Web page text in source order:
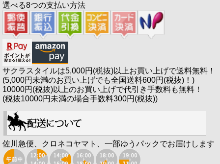
選べる8つの支払い方法
サクラスタイルは5,000円(税抜)以上お買い上げで送料無料！
(5,000円未満のお買い上げでも全国送料600円(税抜)！)
10000円(税抜)以上のお買い上げで代引き手数料も無料！
(税抜10000円未満の場合手数料300円(税抜))
佐川急便、クロネコヤマト、一部ゆうパックでお届けします